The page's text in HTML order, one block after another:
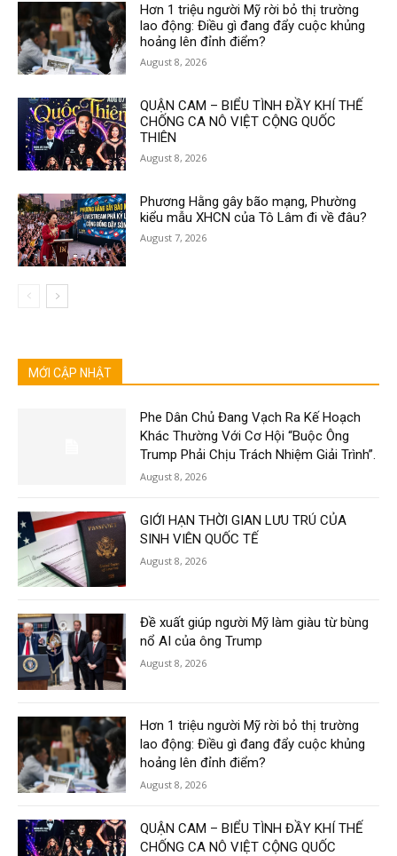
Hơn 1 triệu người Mỹ rời bỏ thị trường
lao động: Điều gì đang đẩy cuộc khủng
hoảng lên đỉnh điểm?
August 8, 2026
QUẬN CAM – BIỂU TÌNH ĐẦY KHÍ THẾ
CHỐNG CA NÔ VIỆT CỘNG QUỐC
THIÊN
August 8, 2026
Phương Hằng gây bão mạng, Phường
kiểu mẫu XHCN của Tô Lâm đi về đâu?
August 7, 2026
MỚI CẬP NHẬT
Phe Dân Chủ Đang Vạch Ra Kế Hoạch
Khác Thường Với Cơ Hội “Buộc Ông
Trump Phải Chịu Trách Nhiệm Giải Trình”.
August 8, 2026
GIỚI HẠN THỜI GIAN LƯU TRÚ CỦA
SINH VIÊN QUỐC TẾ
August 8, 2026
Đề xuất giúp người Mỹ làm giàu từ bùng
nổ AI của ông Trump
August 8, 2026
Hơn 1 triệu người Mỹ rời bỏ thị trường
lao động: Điều gì đang đẩy cuộc khủng
hoảng lên đỉnh điểm?
August 8, 2026
QUẬN CAM – BIỂU TÌNH ĐẦY KHÍ THẾ
CHỐNG CA NÔ VIỆT CỘNG QUỐC